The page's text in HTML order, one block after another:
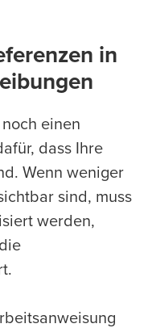
in
einen
dass Ihre
Wenn weniger
sind, muss
werden,